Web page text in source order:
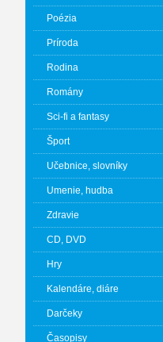
Poézia
Príroda
Rodina
Romány
Sci-fi a fantasy
Šport
Učebnice, slovníky
Umenie, hudba
Zdravie
CD, DVD
Hry
Kalendáre, diáre
Darčeky
Časopisy